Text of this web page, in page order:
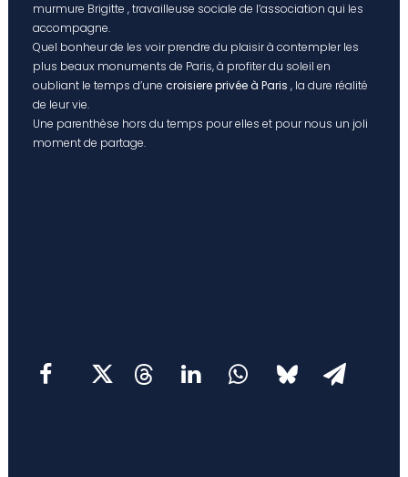
murmure Brigitte , travailleuse sociale de l’association qui les
accompagne.
Quel bonheur de les voir prendre du plaisir à contempler les
plus beaux monuments de Paris, à profiter du soleil en
oubliant le temps d’une croisiere privée à Paris , la dure réalité
de leur vie.
Une parenthèse hors du temps pour elles et pour nous un joli
moment de partage.